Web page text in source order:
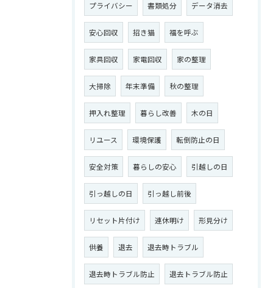
プライバシー 書類処分 データ消去
安心回収 招き猫 福を呼ぶ
家具回収 家電回収 家の整理
大掃除 年末準備 秋の整理
押入れ整理 暮らし改善 木の日
リユース 環境保護 転倒防止の日
安全対策 暮らしの安心 引越しの日
引っ越しの日 引っ越し前後
リセット片付け 連休明け 形見分け
供養 退去 退去時トラブル
退去時トラブル防止 退去トラブル防止
お問い合わせはこちら